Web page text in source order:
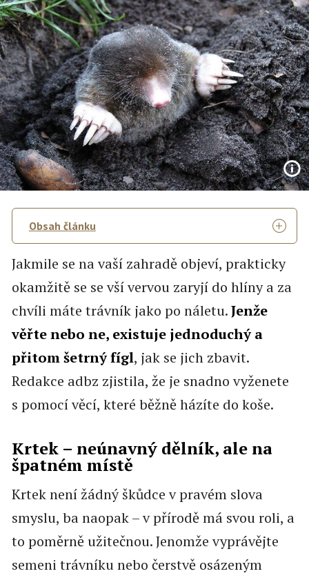
Obsah článku
Jakmile se na vaší zahradě objeví, prakticky
okamžitě se se vší vervou zaryjí do hlíny a za
chvíli máte trávník jako po náletu.Jenže
věřte nebo ne, existuje jednoduchý a
přitom šetrný fígl, jak se jich zbavit.
Redakce adbz zjistila, že je snadno vyženete
s pomocí věcí, které běžně házíte do koše.
Krtek – neúnavný dělník, ale na
špatném místě
Krtek není žádný škůdce v pravém slova
smyslu, ba naopak – v přírodě má svou roli, a
to poměrně užitečnou. Jenomže vyprávějte
semeni trávníku nebo čerstvě osázeným